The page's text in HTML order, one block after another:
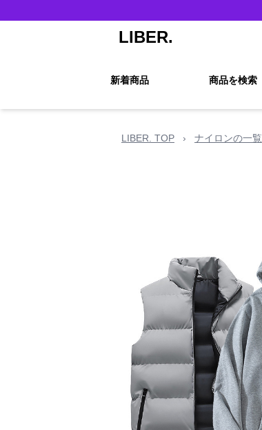
LIBER.
新着商品 商品を検索
LIBER. TOP › ナイロンの一覧